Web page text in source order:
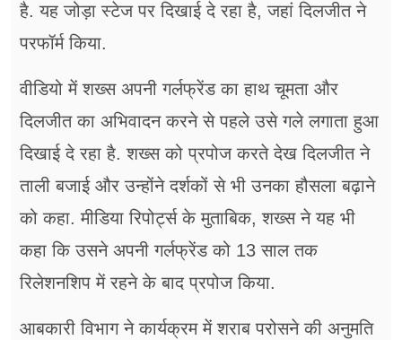
है. यह जोड़ा स्टेज पर दिखाई दे रहा है, जहां दिलजीत ने
परफॉर्म किया.
वीडियो में शख्स अपनी गर्लफ्रेंड का हाथ चूमता और
दिलजीत का अभिवादन करने से पहले उसे गले लगाता हुआ
दिखाई दे रहा है. शख्स को प्रपोज करते देख दिलजीत ने
ताली बजाई और उन्होंने दर्शकों से भी उनका हौसला बढ़ाने
को कहा. मीडिया रिपोर्ट्स के मुताबिक, शख्स ने यह भी
कहा कि उसने अपनी गर्लफ्रेंड को 13 साल तक
रिलेशनशिप में रहने के बाद प्रपोज किया.
आबकारी विभाग ने कार्यक्रम में शराब परोसने की अनुमति